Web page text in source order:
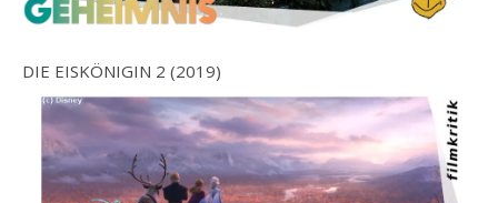
DIE EISKÖNIGIN 2 (2019)